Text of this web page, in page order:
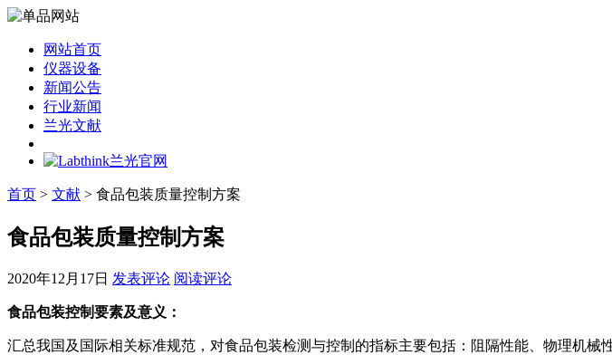
网站首页
仪器设备
新闻公告
行业新闻
兰光文献
首页 > 文献 > 食品包装质量控制方案
食品包装质量控制方案
2020年12月17日 发表评论 阅读评论
食品包装控制要素及意义：
汇总我国及国际相关标准规范，对食品包装检测与控制的指标主要包括：阻隔性能、物理机